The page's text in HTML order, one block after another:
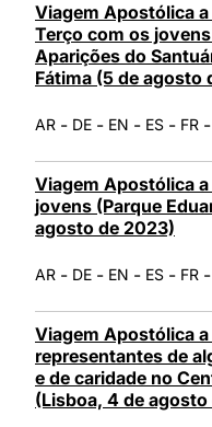
Viagem Apostólica
Terço com os
Aparições do
Fátima (5 de agosto
AR - DE - EN - ES - FR -
Viagem Apostólica
jovens (Parque
agosto de 2023)
AR - DE - EN - ES - FR -
Viagem Apostólica
representantes de
e de caridade no
(Lisboa, 4 de